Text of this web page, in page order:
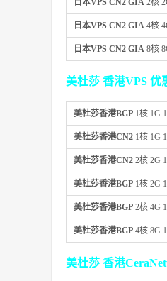
日本VPS CN2 GIA 4核
日本VPS CN2 GIA 8核
美杜莎 香港VPS 优
美杜莎香港BGP 1核 1G
美杜莎香港CN2 1核 1G
美杜莎香港CN2 2核 2G
美杜莎香港BGP 1核 2G
美杜莎香港BGP 2核 4G
美杜莎香港BGP 4核 8G
美杜莎 香港